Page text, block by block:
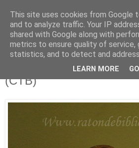
Está de pinga
10/11/12
Afluentes 68 e
(CTB)
This site uses cookies from Google
and to analyze traffic. Your IP
shared with Google along with
metrics to ensure quality of service,
statistics, and to detect and
LEARN MORE